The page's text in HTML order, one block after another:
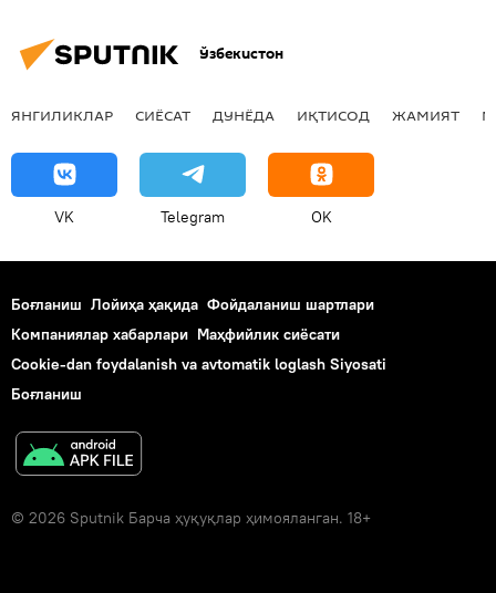
Ўзбекистон
ЯНГИЛИКЛАР СИЁСАТ ДУНЁДА ИҚТИСОД ЖАМИЯТ
VK Telegram OK
Боғланиш Лойиҳа ҳақида Фойдаланиш шартлари
Компаниялар хабарлари Маҳфийлик сиёсати
Cookie-dan foydalanish va avtomatik loglash Siyosati
Боғланиш
© 2026 Sputnik Барча ҳуқуқлар ҳимояланган. 18+